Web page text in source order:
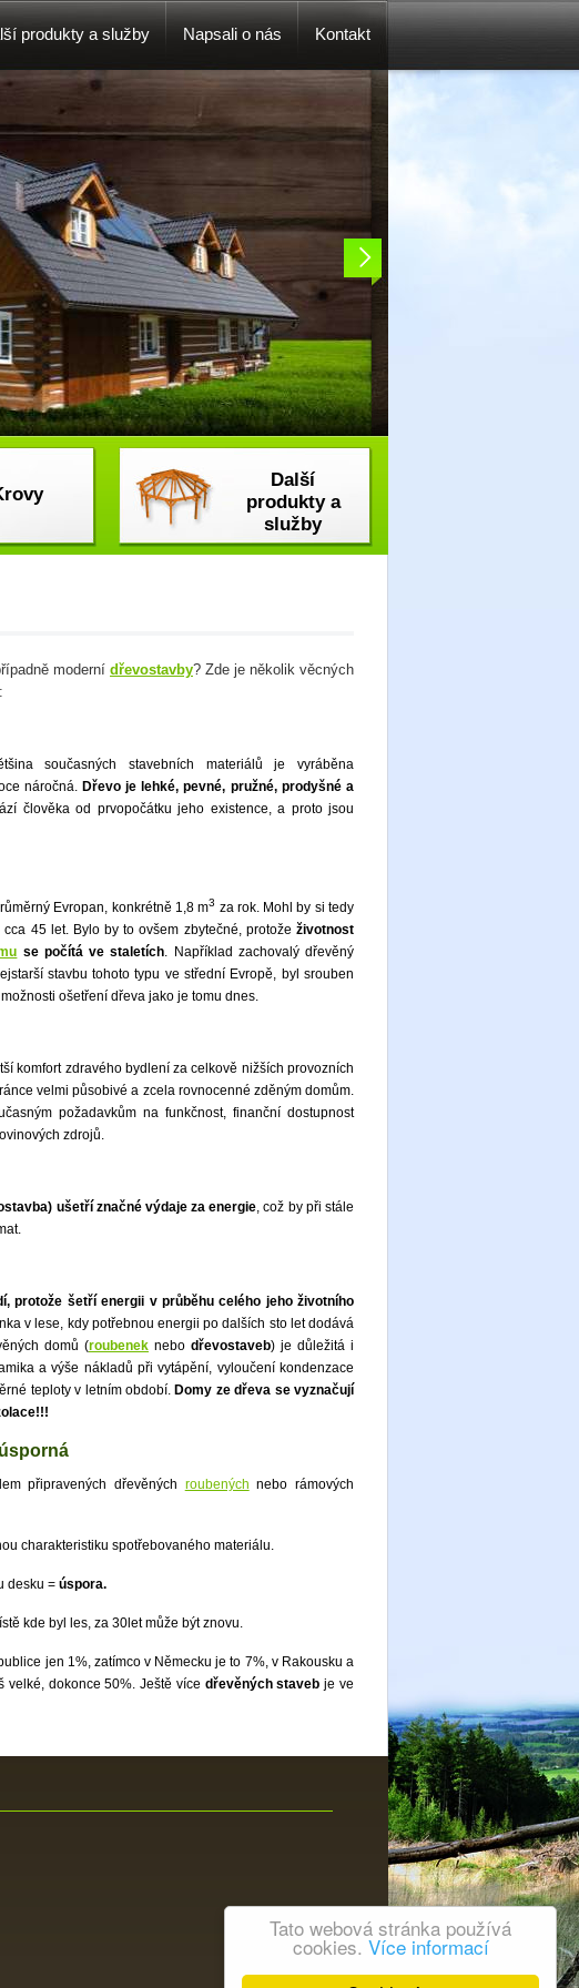
Tato webová stránka používá
cookies. Více informací
produkty a služby Napsali o nás Kontakt
Další
produkty a
služby
moderní dřevostavby? Zde je několik věcných
současných stavebních materiálů je vyráběna
náročná. Dřevo je lehké, pevné, pružné, prodyšné a
člověka od prvopočátku jeho existence, a proto jsou
Evropan, konkrétně 1,8 m3 za rok. Mohl by si tedy
45 let. Bylo by to ovšem zbytečné, protože životnost
se počítá ve staletích. Například zachovalý dřevěný
stavbu tohoto typu ve střední Evropě, byl srouben
ošetření dřeva jako je tomu dnes.
komfort zdravého bydlení za celkově nižších provozních
velmi působivé a zcela rovnocenné zděným domům.
požadavkům na funkčnost, finanční dostupnost
zdrojů.
ušetří značné výdaje za energie, což by při stále
protože šetří energii v průběhu celého jeho životního
v lese, kdy potřebnou energii po dalších sto let dodává
domů (roubenek nebo dřevostaveb) je důležitá i
a výše nákladů při vytápění, vyloučení kondenzace
teploty v letním období. Domy ze dřeva se vyznačují
připravených dřevěných roubených nebo rámových
charakteristiku spotřebovaného materiálu.
desku = úspora.
kde byl les, za 30let může být znovu.
jen 1%, zatímco v Německu je to 7%, v Rakousku a
velké, dokonce 50%. Ještě více dřevěných staveb je ve